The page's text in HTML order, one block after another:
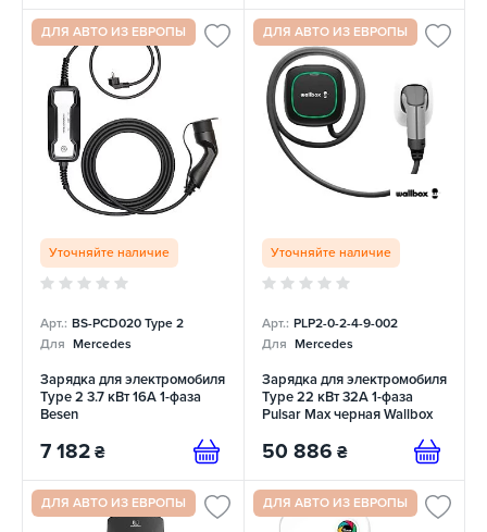
ДЛЯ АВТО ИЗ ЕВРОПЫ
Уточняйте наличие
Арт.: BS-PCD020 Type 2
Для Mercedes
Зарядка для электромобиля
Type 2 3.7 кВт 16А 1-фаза
Besen
7 182 ₴
ДЛЯ АВТО ИЗ ЕВРОПЫ
Уточняйте наличие
Арт.: PLP2-0-2-4-9-002
Для Mercedes
Зарядка для электромобиля
Type 22 кВт 32A 1-фаза
Pulsar Max черная Wallbox
50 886 ₴
ДЛЯ АВТО ИЗ ЕВРОПЫ ДЛЯ АВТО ИЗ ЕВРОПЫ